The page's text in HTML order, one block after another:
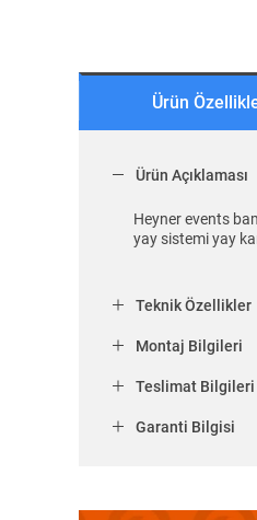
Ürün
Ürün Açıklaması
Heyner events
yay sistemi yay
Teknik Özellikler
Montaj Bilgileri
Teslimat Bilgileri
Garanti Bilgisi